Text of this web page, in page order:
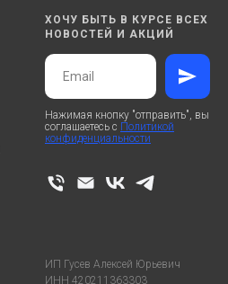
ХОЧУ БЫТЬ В КУРСЕ ВСЕХ
НОВОСТЕЙ И АКЦИЙ
Нажимая кнопку "отправить", вы
соглашаетесь с Политикой
конфиденциальности
ИП Гусев Алексей Юрьевич
ИНН 420211363303